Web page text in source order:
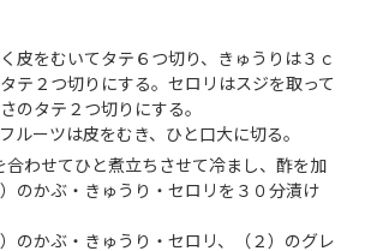
皮をむいてタテ６つ切り、きゅうりは３ｃ
テ２つ切りにする。セロリはスジを取って
のタテ２つ切りにする。
ルーツは皮をむき、ひと口大に切る。
合わせてひと煮立ちさせて冷まし、酢を加
のかぶ・きゅうり・セロリを３０分漬け
のかぶ・きゅうり・セロリ、（２）のグレ